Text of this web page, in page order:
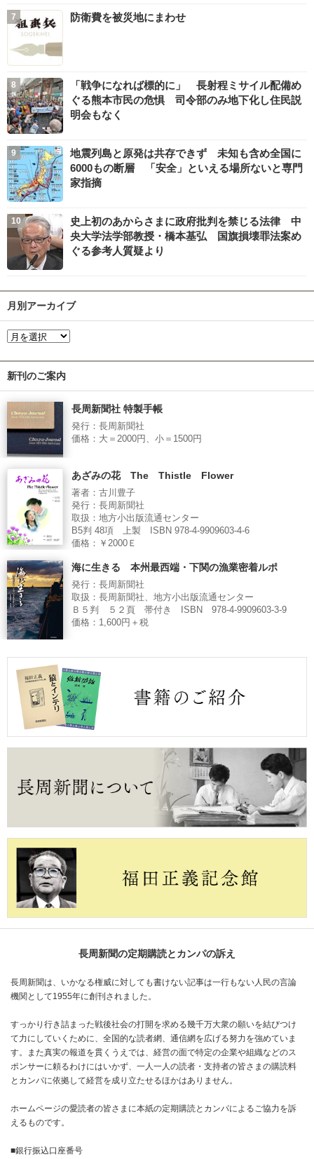
防衛費を被災地にまわせ
「戦争になれば標的に」 長射程ミサイル配備め
ぐる熊本市民の危惧 司令部のみ地下化し住民説
明会もなく
地震列島と原発は共存できず 未知も含め全国に
6000もの断層 「安全」といえる場所ないと専門
家指摘
史上初のあからさまに政府批判を禁じる法律 中
央大学法学部教授・橋本基弘 国旗損壊罪法案め
ぐる参考人質疑より
月別アーカイブ
新刊のご案内
長周新聞社 特製手帳
発行：長周新聞社
価格：大＝2000円、小＝1500円
あざみの花 The Thistle Flower
著者：古川豊子
発行：長周新聞社
取扱：地方小出版流通センター
B5判 48項 上製 ISBN 978-4-9909603-4-6
価格：￥2000Ｅ
海に生きる 本州最西端・下関の漁業密着ルポ
発行：長周新聞社
取扱：長周新聞社、地方小出版流通センター
Ｂ５判 ５２頁 帯付き ISBN 978-4-9909603-3-9
価格：1,600円＋税
長周新聞の定期購読とカンパの訴え
長周新聞は、いかなる権威に対しても書けない記事は一行もない人民の言論
機関として1955年に創刊されました。
すっかり行き詰まった戦後社会の打開を求める幾千万大衆の願いを結びつけ
て力にしていくために、全国的な読者網、通信網を広げる努力を強めていま
す。また真実の報道を貫くうえでは、経営の面で特定の企業や組織などのス
ポンサーに頼るわけにはいかず、一人一人の読者・支持者の皆さまの購読料
とカンパに依拠して経営を成り立たせるほかはありません。
ホームページの愛読者の皆さまに本紙の定期購読とカンパによるご協力を訴
えるものです。
■銀行振込口座番号